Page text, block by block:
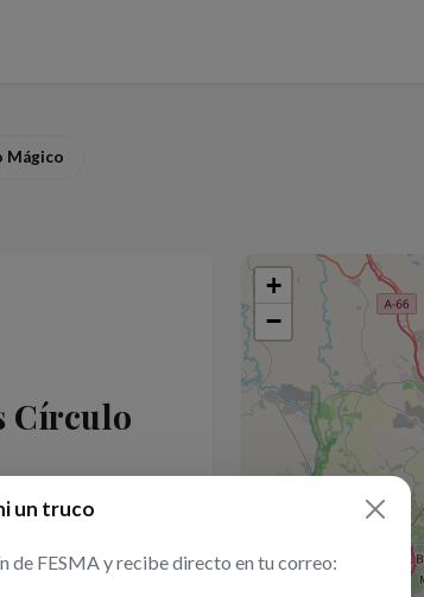
Mágico
Círculo
+
−
un truco
de FESMA y recibe directo en tu correo: